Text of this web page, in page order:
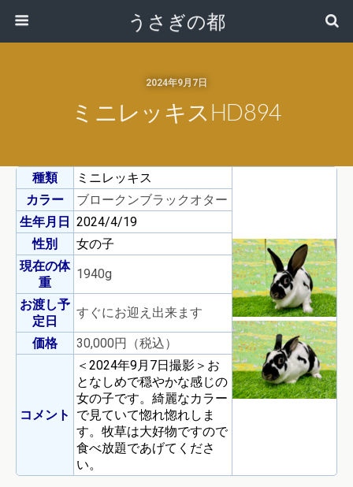
うさぎの都
2024年9月7日
ミニレッキスHD894
種類
ミニレッキス
カラー
ブロークンブラックオター
生年月日 2024/4/19
性別
女の子
現在の体
重
1940g
お渡し予
定日
すぐにお迎え出来ます
価格 30,000円（税込）
コメント
＜2024年9月7日撮影＞お
となしめで穏やかな感じの
女の子です。綺麗なカラー
で見ていて惚れ惚れしま
す。牧草は大好物ですので
食べ放題であげてくださ
い。